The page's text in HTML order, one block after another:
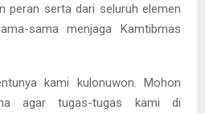
peran serta dari seluruh elemen
sama menjaga Kamtibmas
kami kulonuwon. Mohon
agar tugas-tugas kami di